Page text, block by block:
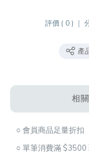
評價 ( 0 ) ｜
產
相
○ 會員商品足量折扣
○ 單筆消費滿 $3500